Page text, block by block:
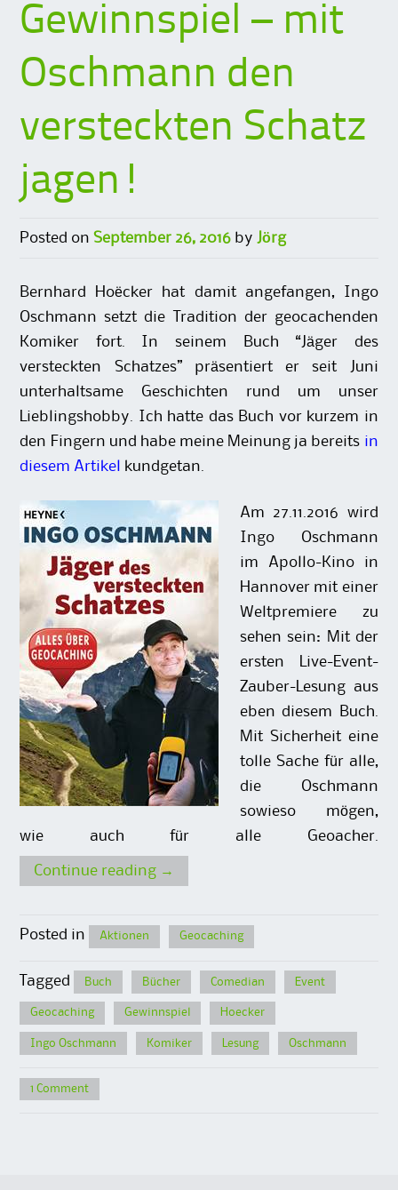
Gewinnspiel – mit
Oschmann den
versteckten Schatz
jagen!
Posted onSeptember 26, 2016 by Jörg
Bernhard Hoëcker hat damit angefangen, Ingo
Oschmann setzt die Tradition der geocachenden
Komiker fort. In seinem Buch “Jäger des
versteckten Schatzes” präsentiert er seit Juni
unterhaltsame Geschichten rund um unser
Lieblingshobby. Ich hatte das Buch vor kurzem in
den Fingern und habe meine Meinung ja bereits in
diesem Artikel
kundgetan.
Am 27.11.2016 wird
Ingo Oschmann
im Apollo-Kino in
Hannover mit einer
Weltpremiere zu
sehen sein: Mit der
ersten Live-Event-
Zauber-Lesung aus
eben diesem Buch.
Mit Sicherheit eine
tolle Sache für alle,
die Oschmann
sowieso mögen,
wie auch für alle Geoacher.
Continue reading →
Posted in Aktionen Geocaching
Tagged Buch Bücher Comedian Event
Geocaching Gewinnspiel Hoecker
Ingo Oschmann Komiker Lesung Oschmann
1 Comment